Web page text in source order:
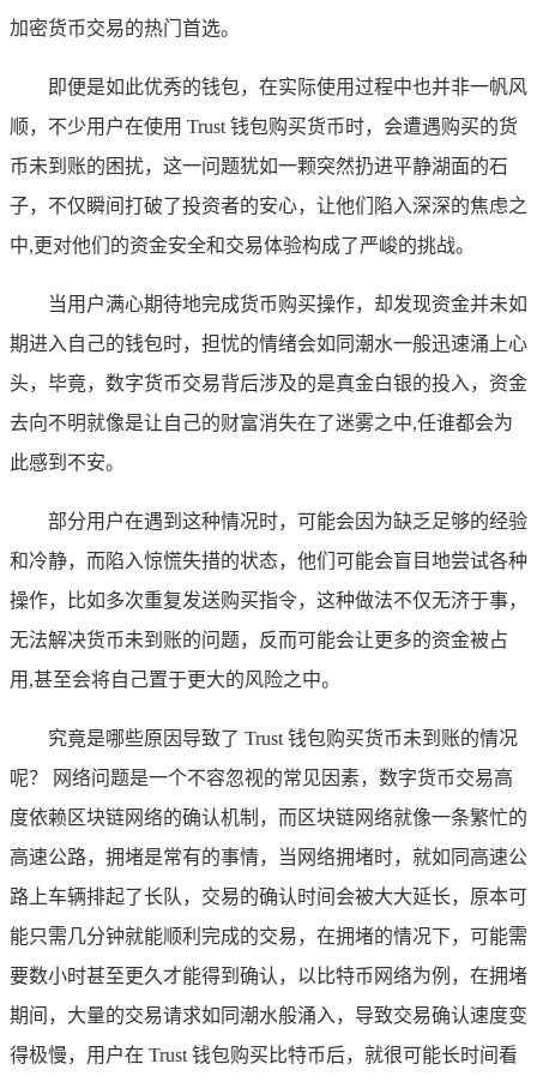
加密货币交易的热门首选。
即便是如此优秀的钱包，在实际使用过程中也并非一帆风
顺，不少用户在使用 Trust 钱包购买货币时，会遭遇购买的货
币未到账的困扰，这一问题犹如一颗突然扔进平静湖面的石
子，不仅瞬间打破了投资者的安心，让他们陷入深深的焦虑之
中,更对他们的资金安全和交易体验构成了严峻的挑战。
当用户满心期待地完成货币购买操作，却发现资金并未如
期进入自己的钱包时，担忧的情绪会如同潮水一般迅速涌上心
头，毕竟，数字货币交易背后涉及的是真金白银的投入，资金
去向不明就像是让自己的财富消失在了迷雾之中,任谁都会为
此感到不安。
部分用户在遇到这种情况时，可能会因为缺乏足够的经验
和冷静，而陷入惊慌失措的状态，他们可能会盲目地尝试各种
操作，比如多次重复发送购买指令，这种做法不仅无济于事，
无法解决货币未到账的问题，反而可能会让更多的资金被占
用,甚至会将自己置于更大的风险之中。
究竟是哪些原因导致了 Trust 钱包购买货币未到账的情况
呢？ 网络问题是一个不容忽视的常见因素，数字货币交易高
度依赖区块链网络的确认机制，而区块链网络就像一条繁忙的
高速公路，拥堵是常有的事情，当网络拥堵时，就如同高速公
路上车辆排起了长队，交易的确认时间会被大大延长，原本可
能只需几分钟就能顺利完成的交易，在拥堵的情况下，可能需
要数小时甚至更久才能得到确认，以比特币网络为例，在拥堵
期间，大量的交易请求如同潮水般涌入，导致交易确认速度变
得极慢，用户在 Trust 钱包购买比特币后，就很可能长时间看